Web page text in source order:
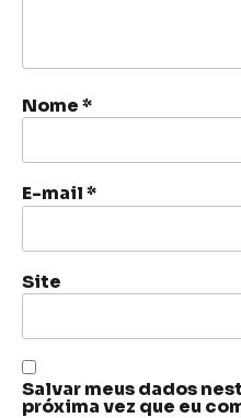
Nome*
E-mail*
Site
Salvar meus dados
próxima vez que eu